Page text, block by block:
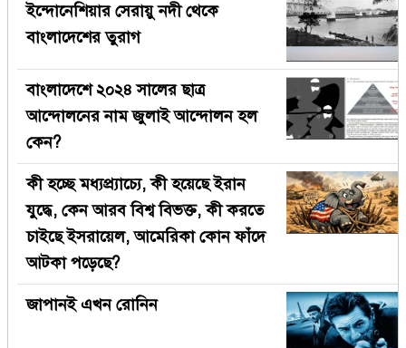
ইন্দোনেশিয়ার সেরায়ু নদী থেকে
বাংলাদেশের তুরাগ
বাংলাদেশে ২০২৪ সালের ছাত্র
আন্দোলনের নাম জুলাই আন্দোলন হল
কেন?
কী হচ্ছে মধ্যপ্র্যাচ্যে, কী হয়েছে ইরান
যুদ্ধে, কেন আরব বিশ্ব বিভক্ত, কী করতে
চাইছে ইসরায়েল, আমেরিকা কোন ফাঁদে
আটকা পড়েছে?
জাপানই এখন রোনিন